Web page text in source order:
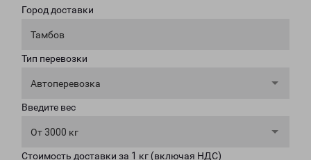
Город доставки
Тамбов
Тип перевозки
Автоперевозка
Введите вес
От 3000 кг
Стоимость доставки за 1 кг (включая НДС)